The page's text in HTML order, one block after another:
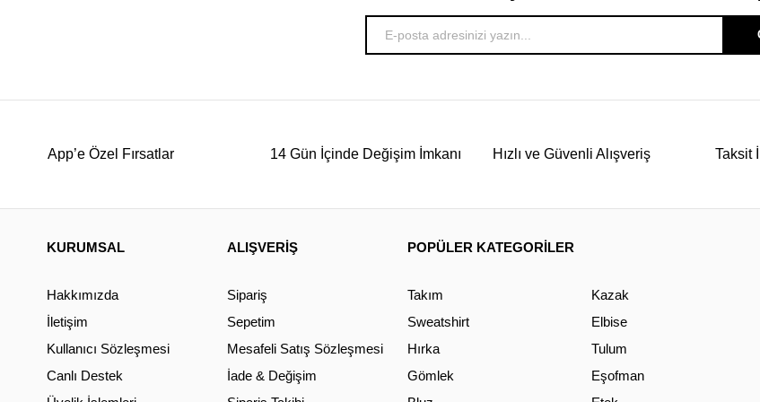
App’e Özel Fırsatlar 14 Gün İçinde Değişim İmkanı Hızlı ve Güvenli Alışveriş Taksit
KURUMSAL
Hakkımızda
İletişim
Kullanıcı Sözleşmesi
Canlı Destek
ALIŞVERİŞ
Sipariş
Sepetim
Mesafeli Satış Sözleşmesi
İade & Değişim
POPÜLER KATEGORİLER
Takım
Sweatshirt
Hırka
Gömlek
Kazak
Elbise
Tulum
Eşofman